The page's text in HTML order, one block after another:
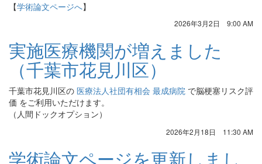
【学術論文ページへ】
2026年3月2日 9:00 AM
実施医療機関が増えました
（千葉市花見川区）
千葉市花見川区の 医療法人社団有相会 最成病院 で脳梗塞リスク評
価 をご利用いただけます。
（人間ドックオプション）
2026年2月18日 11:30 AM
学術論文ページを更新しまし